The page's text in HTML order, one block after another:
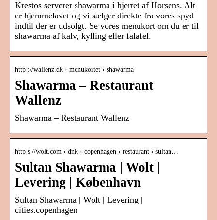
Krestos serverer shawarma i hjertet af Horsens. Alt
er hjemmelavet og vi sælger direkte fra vores spyd
indtil der er udsolgt. Se vores menukort om du er til
shawarma af kalv, kylling eller falafel.
http ://wallenz.dk › menukortet › shawarma
Shawarma – Restaurant
Wallenz
Shawarma – Restaurant Wallenz
http s://wolt.com › dnk › copenhagen › restaurant › sultan…
Sultan Shawarma | Wolt |
Levering | København
Sultan Shawarma | Wolt | Levering |
cities.copenhagen